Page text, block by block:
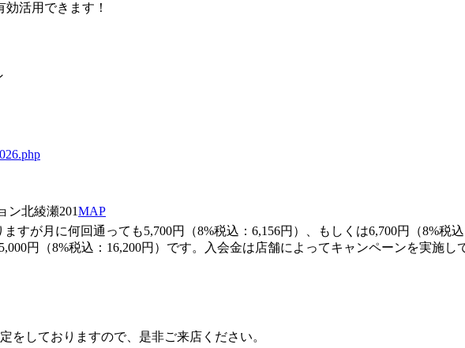
活用できます！
ン北綾瀬201MAP
すが月に何回通っても5,700円（8%税込：6,156円）、もしくは6,700円（8%税
円（8%税込：16,200円）です。入会金は店舗によってキャンペーンを実施
をしておりますので、是非ご来店ください。